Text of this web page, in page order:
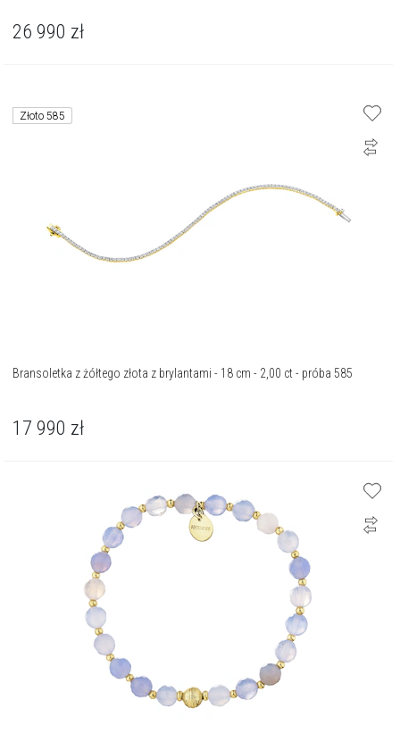
26 990 zł
Złoto 585
Bransoletka z żółtego złota z brylantami - 18 cm - 2,00 ct - próba 585
17 990 zł